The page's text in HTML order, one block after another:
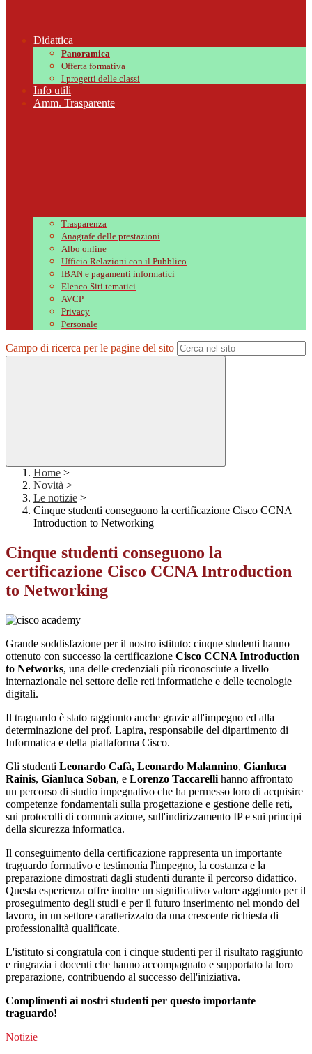
Didattica
Panoramica
Offerta formativa
I progetti delle classi
Info utili
Amm. Trasparente
Trasparenza
Anagrafe delle prestazioni
Albo online
Ufficio Relazioni con il Pubblico
IBAN e pagamenti informatici
Elenco Siti tematici
AVCP
Privacy
Personale
Campo di ricerca per le pagine del sito
Home >
Novità >
Le notizie >
Cinque studenti conseguono la certificazione Cisco CCNA
Introduction to Networking
Cinque studenti conseguono la
certificazione Cisco CCNA Introduction
to Networking
Grande soddisfazione per il nostro istituto: cinque studenti hanno
ottenuto con successo la certificazione Cisco CCNA Introduction
to Networks, una delle credenziali più riconosciute a livello
internazionale nel settore delle reti informatiche e delle tecnologie
digitali.
Il traguardo è stato raggiunto anche grazie all'impegno ed alla
determinazione del prof. Lapira, responsabile del dipartimento di
Informatica e della piattaforma Cisco.
Gli studenti Leonardo Cafà, Leonardo Malannino, Gianluca
Rainis, Gianluca Soban, e Lorenzo Taccarelli hanno affrontato
un percorso di studio impegnativo che ha permesso loro di acquisire
competenze fondamentali sulla progettazione e gestione delle reti,
sui protocolli di comunicazione, sull'indirizzamento IP e sui principi
della sicurezza informatica.
Il conseguimento della certificazione rappresenta un importante
traguardo formativo e testimonia l'impegno, la costanza e la
preparazione dimostrati dagli studenti durante il percorso didattico.
Questa esperienza offre inoltre un significativo valore aggiunto per il
proseguimento degli studi e per il futuro inserimento nel mondo del
lavoro, in un settore caratterizzato da una crescente richiesta di
professionalità qualificate.
L'istituto si congratula con i cinque studenti per il risultato raggiunto
e ringrazia i docenti che hanno accompagnato e supportato la loro
preparazione, contribuendo al successo dell'iniziativa.
Complimenti ai nostri studenti per questo importante
traguardo!
Notizie